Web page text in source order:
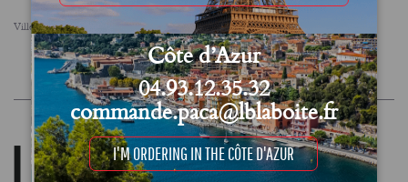
Villes FAQ Le concept
Notre engagement RSE
Conditions Générales de Vente (CGV)
Mentions légales et Politique de confidentialité
Côte d’Azur
04.93.12.35.32
commande.paca@lblaboite.fr
I'M ORDERING IN THE CÔTE D'AZUR